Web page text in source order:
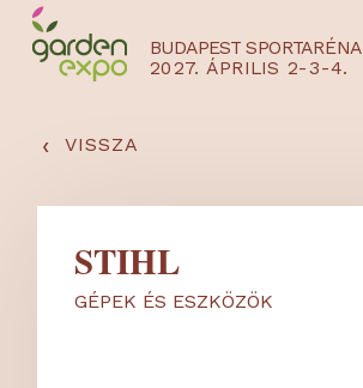
BUDAPEST SPORTARÉNA
2027. ÁPRILIS 2-3-4.
‹ VISSZA
STIHL
GÉPEK ÉS ESZKÖZÖK